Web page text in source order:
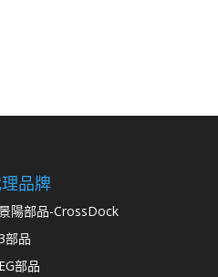
品牌
陽部品-CrossDock
部品
EG部品